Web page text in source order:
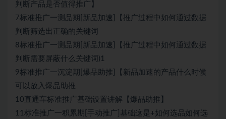
判断产品是否值得推广】
7标准推广一测品期[新品加速]【推广过程中如何通过数据
判断筛选出正确的关键词
8标准推广一测品期[新品加速]【推广过程中如何通过数据
判断需要屏蔽什么关键词)1
9标准推广一沉淀期[爆品助推]【新品加速的产品什么时候
可以放入爆品助推
10直通车标准推广基础设置讲解【爆品助推】
11标准推广一积累期[手动推广]基础这是+如何选品如何选